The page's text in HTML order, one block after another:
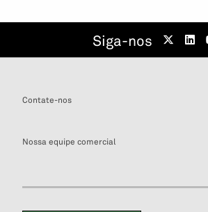
Siga-nos
Contate-nos
Nossa equipe comercial